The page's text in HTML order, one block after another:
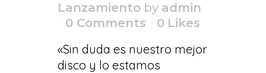
Lanzamiento by admin
0 Comments
0 Likes
«Sin duda es nuestro mejor
disco y lo estamos